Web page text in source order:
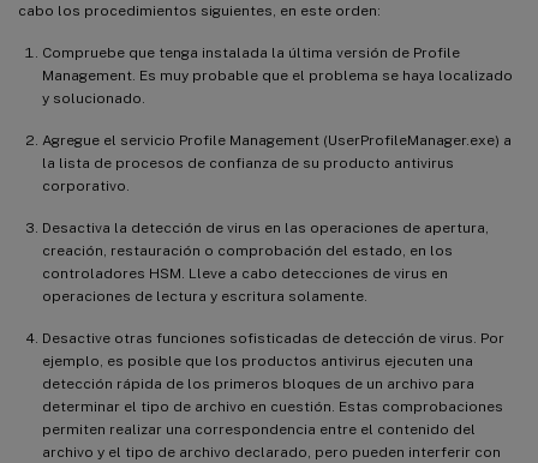
cabo los procedimientos siguientes, en este orden:
Compruebe que tenga instalada la última versión de Profile
Management. Es muy probable que el problema se haya localizado
y solucionado.
Agregue el servicio Profile Management (UserProfileManager.exe) a
la lista de procesos de confianza de su producto antivirus
corporativo.
Desactiva la detección de virus en las operaciones de apertura,
creación, restauración o comprobación del estado, en los
controladores HSM. Lleve a cabo detecciones de virus en
operaciones de lectura y escritura solamente.
Desactive otras funciones sofisticadas de detección de virus. Por
ejemplo, es posible que los productos antivirus ejecuten una
detección rápida de los primeros bloques de un archivo para
determinar el tipo de archivo en cuestión. Estas comprobaciones
permiten realizar una correspondencia entre el contenido del
archivo y el tipo de archivo declarado, pero pueden interferir con